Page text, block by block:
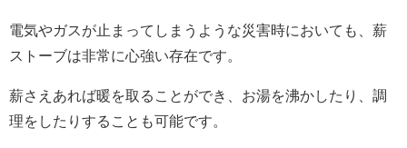
電気やガスが止まってしまうような災害時においても、薪
ストーブは非常に心強い存在です。
薪さえあれば暖を取ることができ、お湯を沸かしたり、調
理をしたりすることも可能です。